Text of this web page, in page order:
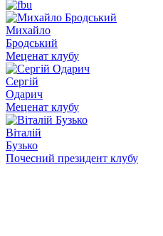
Михайло
Бродський
Меценат клубу
Сергій
Одарич
Меценат клубу
Віталій
Бузько
Почесний президент клубу